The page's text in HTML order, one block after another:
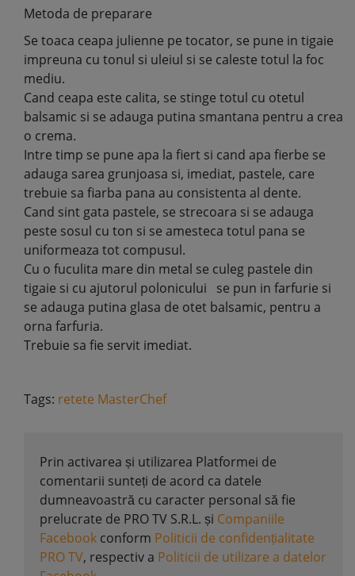
Metoda de preparare
Se toaca ceapa julienne pe tocator, se pune in tigaie
impreuna cu tonul si uleiul si se caleste totul la foc
mediu.
Cand ceapa este calita, se stinge totul cu otetul
balsamic si se adauga putina smantana pentru a crea
o crema.
Intre timp se pune apa la fiert si cand apa fierbe se
adauga sarea grunjoasa si, imediat, pastele, care
trebuie sa fiarba pana au consistenta al dente.
Cand sint gata pastele, se strecoara si se adauga
peste sosul cu ton si se amesteca totul pana se
uniformeaza tot compusul.
Cu o fuculita mare din metal se culeg pastele din
tigaie si cu ajutorul polonicului se pun in farfurie si
se adauga putina glasa de otet balsamic, pentru a
orna farfuria.
Trebuie sa fie servit imediat.
Tags: retete MasterChef
Prin activarea și utilizarea Platformei de
comentarii sunteți de acord ca datele
dumneavoastră cu caracter personal să fie
prelucrate de PRO TV S.R.L. și Companiile
Facebook conform Politicii de confidențialitate
PRO TV, respectiv a Politicii de utilizare a datelor